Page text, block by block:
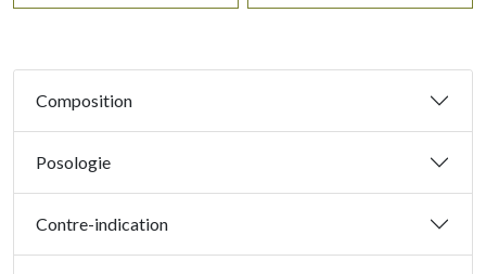
Composition
Posologie
Contre-indication